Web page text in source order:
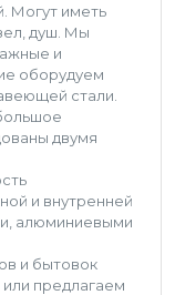
Могут иметь
душ. Мы
и
оборудуем
стали.
двумя
и внутренней
алюминиевыми
и бытовок
предлагаем